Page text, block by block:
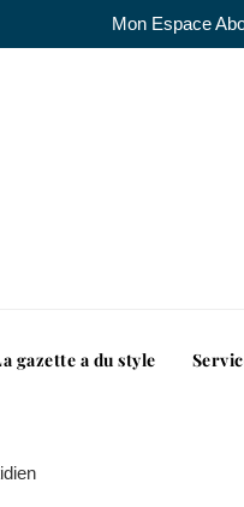
Mon Espace
gazette a du style